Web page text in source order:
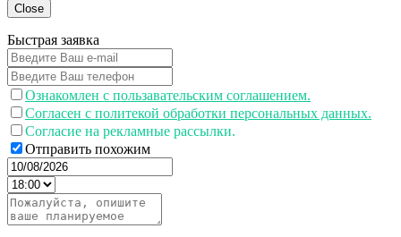
Close
Быстрая заявка
Ознакомлен с пользавательским соглашением.
Согласен с политекой обработки персональных данных.
Согласие на рекламные рассылки.
Отправить похожим